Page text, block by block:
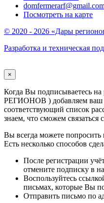
Посмотреть на карте
© 2020 - 2026 «Дары
Разработка и техническая
×
Когда Вы подписываетесь
РЕГИОНОВ ) добавляем ваш
соответствующий список
знаем, что сможем связаться
Вы всегда можете попросить
Есть несколько способов
После регистрации
отмените подписку в
Воспользуйтесь
письмах, которые Вы
Отправить письмо по